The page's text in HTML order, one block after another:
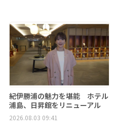
紀伊勝浦の魅力を堪能 ホテル
浦島、日昇館をリニューアル
2026.08.03 09:41